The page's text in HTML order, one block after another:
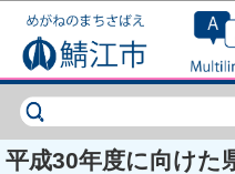
このページの本文
平成30年度に向けた